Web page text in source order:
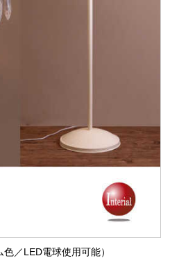
／LED電球使用可能）